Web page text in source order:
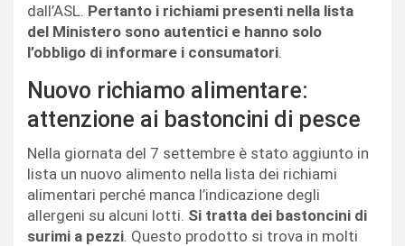
dall’ASL. Pertanto i richiami presenti nella lista
del Ministero sono autentici e hanno solo
l’obbligo di informare i consumatori.
Nuovo richiamo alimentare:
attenzione ai bastoncini di pesce
Nella giornata del 7 settembre è stato aggiunto in
lista un nuovo alimento nella lista dei richiami
alimentari perché manca l’indicazione degli
allergeni su alcuni lotti. Si tratta dei bastoncini di
surimi a pezzi. Questo prodotto si trova in molti